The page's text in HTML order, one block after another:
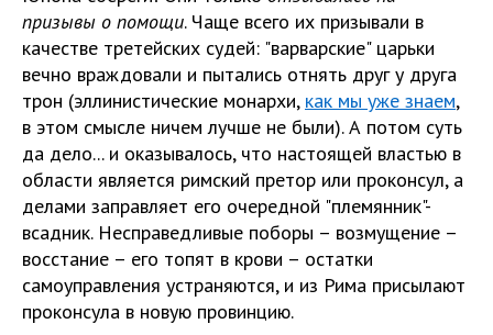
призывы о помощи. Чаще всего их призывали в
качестве третейских судей: "варварские" царьки
вечно враждовали и пытались отнять друг у друга
трон (эллинистические монархи, как мы уже знаем,
в этом смысле ничем лучше не были). А потом суть
да дело... и оказывалось, что настоящей властью в
области является римский претор или проконсул, а
делами заправляет его очередной "племянник"-
всадник. Несправедливые поборы – возмущение –
восстание – его топят в крови – остатки
самоуправления устраняются, и из Рима присылают
проконсула в новую провинцию.